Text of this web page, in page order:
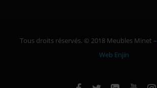
Tous droits réservés. © 2018 Meubles Minet –
Web Enjin